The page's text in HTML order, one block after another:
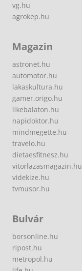
vg.hu
agrokep.hu
Magazin
astronet.hu
automotor.hu
lakaskultura.hu
gamer.origo.hu
likebalaton.hu
napidoktor.hu
mindmegette.hu
travelo.hu
dietaesfitnesz.hu
vitorlazasmagazin.hu
videkize.hu
tvmusor.hu
Bulvár
borsonline.hu
ripost.hu
metropol.hu